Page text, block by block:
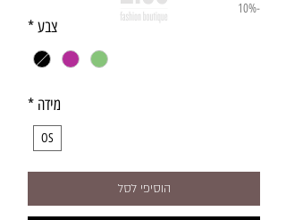
-10%
צבע*
מידה *
OS
הוסיפי לסל